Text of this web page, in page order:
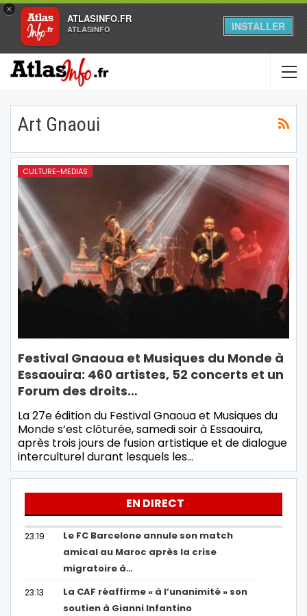
×
ATLASINFO.FR
ATLASINFO INSTALLER
Art Gnaoui
CULTURE-MEDIAS
Festival Gnaoua et Musiques du Monde à
Essaouira: 460 artistes, 52 concerts et un
Forum des droits…
La 27e édition du Festival Gnaoua et Musiques du
Monde s’est clôturée, samedi soir à Essaouira,
après trois jours de fusion artistique et de dialogue
interculturel durant lesquels les…
EN DIRECT
23:19
Le FC Barcelone annule son match
amical au Maroc après la crise
migratoire à…
23:13
La CAF réaffirme « à l’unanimité » son
soutien à Gianni Infantino